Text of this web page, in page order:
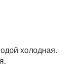
холодная.